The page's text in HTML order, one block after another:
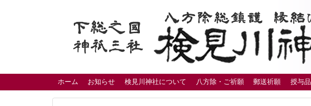
ホーム お知らせ 検見川神社について 八方除・ご祈願 郵送祈願 授与品